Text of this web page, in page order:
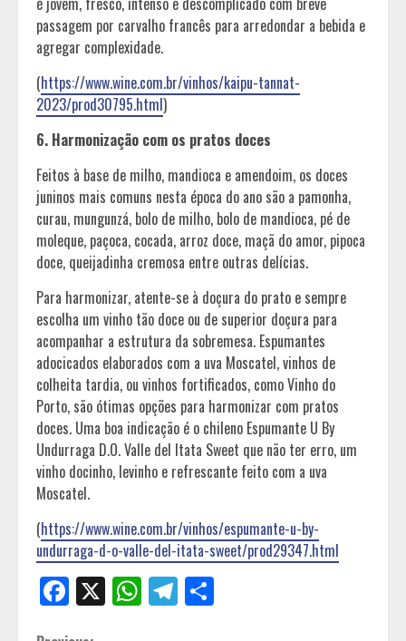
passagem por carvalho francês para arredondar a bebida e
agregar complexidade.
(https://www.wine.com.br/vinhos/kaipu-tannat-
2023/prod30795.html)
6. Harmonização com os pratos doces
Feitos à base de milho, mandioca e amendoim, os doces
juninos mais comuns nesta época do ano são a pamonha,
curau, mungunzá, bolo de milho, bolo de mandioca, pé de
moleque, paçoca, cocada, arroz doce, maçã do amor, pipoca
doce, queijadinha cremosa entre outras delícias.
Para harmonizar, atente-se à doçura do prato e sempre
escolha um vinho tão doce ou de superior doçura para
acompanhar a estrutura da sobremesa. Espumantes
adocicados elaborados com a uva Moscatel, vinhos de
colheita tardia, ou vinhos fortificados, como Vinho do
Porto, são ótimas opções para harmonizar com pratos
doces. Uma boa indicação é o chileno Espumante U By
Undurraga D.O. Valle del Itata Sweet que não ter erro, um
vinho docinho, levinho e refrescante feito com a uva
Moscatel.
(https://www.wine.com.br/vinhos/espumante-u-by-
undurraga-d-o-valle-del-itata-sweet/prod29347.html
Facebook
X WhatsApp
Telegram